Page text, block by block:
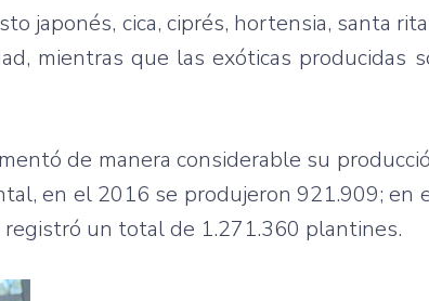
japonés, cica, ciprés, hortensia, santa
mientras que las exóticas producidas
de manera considerable su
en el 2016 se produjeron 921.909;
un total de 1.271.360 plantines.